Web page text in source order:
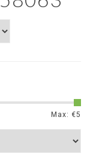
Max: €5